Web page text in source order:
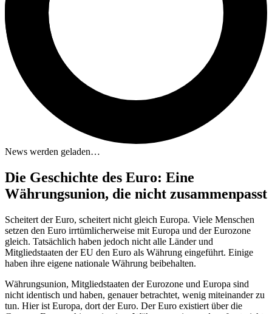
News werden geladen…
Die Geschichte des Euro: Eine
Währungsunion, die nicht zusammenpasst
Scheitert der Euro, scheitert nicht gleich Europa. Viele Menschen
setzen den Euro irrtümlicherweise mit Europa und der Eurozone
gleich. Tatsächlich haben jedoch nicht alle Länder und
Mitgliedstaaten der EU den Euro als Währung eingeführt. Einige
haben ihre eigene nationale Währung beibehalten.
Währungsunion, Mitgliedstaaten der Eurozone und Europa sind
nicht identisch und haben, genauer betrachtet, wenig miteinander zu
tun. Hier ist Europa, dort der Euro. Der Euro existiert über die